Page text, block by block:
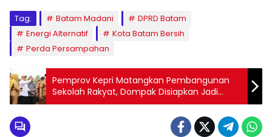
Tag: Batam Madani
DPRD Batam
Energi Alternatif
Kota Batam Bersih
Perda Persampahan
Pemprov Kepri Matangkan Pembangunan
Sekolah Rakyat, Dompak Disiapkan Jadi
Lokasi Prioritas